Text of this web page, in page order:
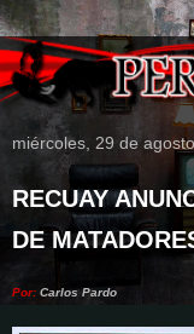
miércoles, 29 de
RECUAY
DE
Por: Carlos Pardo